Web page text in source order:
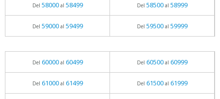
Del 58000al 58499 Del 58500al 58999
Del 59000al 59499 Del 59500al 59999
Del 60000al 60499 Del 60500al 60999
Del 61000al 61499 Del 61500al 61999